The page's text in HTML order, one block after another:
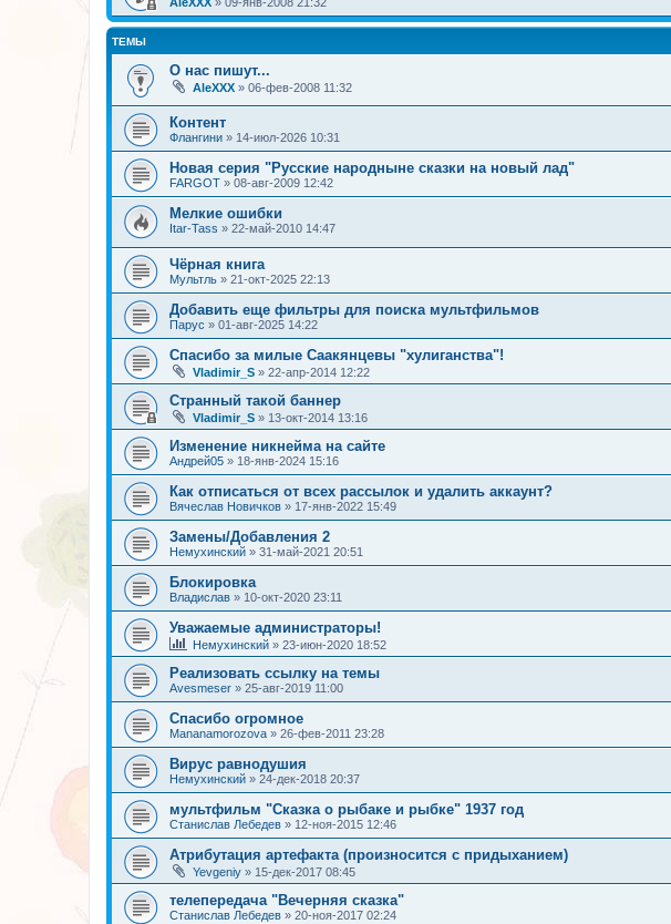
ТЕМЫ
О нас пишут...
AleXXX » 06-фев-2008 11:32
Контент
Флангини » 14-июл-2026 10:31
Новая серия "Русские народныне сказки на новый лад"
FARGOT » 08-авг-2009 12:42
Мелкие ошибки
Itar-Tass » 22-май-2010 14:47
Чёрная книга
Мультль » 21-окт-2025 22:13
Добавить еще фильтры для поиска мультфильмов
Парус » 01-авг-2025 14:22
Спасибо за милые Саакянцевы "хулиганства"!
Vladimir_S » 22-апр-2014 12:22
Странный такой баннер
Vladimir_S » 13-окт-2014 13:16
Изменение никнейма на сайте
Андрей05 » 18-янв-2024 15:16
Как отписаться от всех рассылок и удалить аккаунт?
Вячеслав Новичков » 17-янв-2022 15:49
Замены/Добавления 2
Немухинский » 31-май-2021 20:51
Блокировка
Владислав » 10-окт-2020 23:11
Уважаемые администраторы!
Немухинский » 23-июн-2020 18:52
Реализовать ссылку на темы
Avesmeser » 25-авг-2019 11:00
Спасибо огромное
Mananamorozova » 26-фев-2011 23:28
Вирус равнодушия
Немухинский » 24-дек-2018 20:37
мультфильм "Сказка о рыбаке и рыбке" 1937 год
Станислав Лебедев » 12-ноя-2015 12:46
Атрибутация артефакта (произносится с придыханием)
Yevgeniy » 15-дек-2017 08:45
телепередача "Вечерняя сказка"
Станислав Лебедев » 20-ноя-2017 02:24